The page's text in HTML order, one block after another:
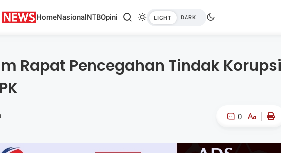
HomeNasionalNTBOpini
Rapat Pencegahan Tindak Korupsi
0